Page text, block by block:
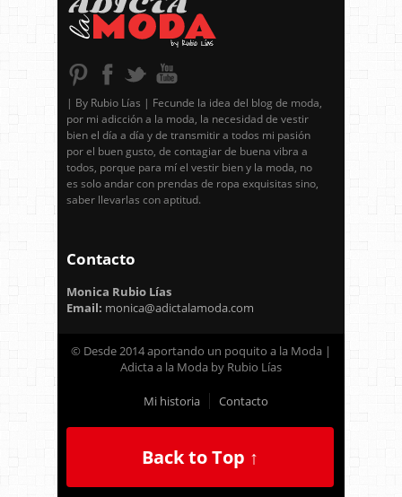
| By Rubio Lías | Fecunde la idea del blog de moda,
por mi adicción a la moda, la necesidad de vestir
bien el día a día y de transmitir a todos mi pasión
por el buen gusto, de contagiar de buena vibra a
todos, porque para mí el vestir bien y la moda, no
es solo andar con prendas de ropa exquisitas sino,
saber llevarlas con aptitud.
Contacto
Monica Rubio Lías
Email: monica@adictalamoda.com
© Desde 2014 aportando un poquito a la Moda |
Adicta a la Moda by Rubio Lías
Mi historia Contacto
Back to Top ↑